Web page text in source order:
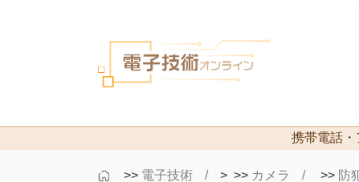
携帯電話・
>> 電子技術 > >> カメラ >> 防